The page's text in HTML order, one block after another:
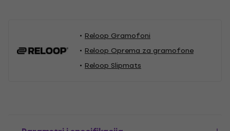
Reloop Gramofoni
Reloop Oprema za gramofone
Reloop Slipmats